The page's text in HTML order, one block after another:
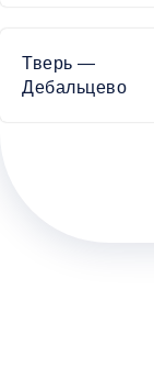
Тверь —
Дебальцево